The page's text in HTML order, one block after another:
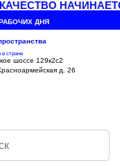
КАЧЕСТВО
ДНЯ
стране
шоссе 129к2с2
д. 26